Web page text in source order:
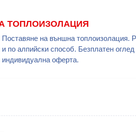
ТОПЛОИЗОЛАЦИЯ
Поставяне на външна топлоизолация.
и по алпийски способ. Безплатен оглед
индивидуална оферта.